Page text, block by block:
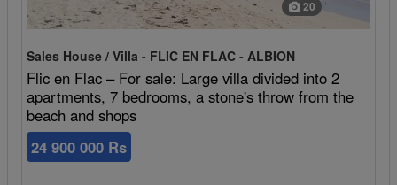
20
Sales House / Villa - FLIC EN FLAC - ALBION
Flic en Flac – For sale: Large villa divided into 2
apartments, 7 bedrooms, a stone's throw from the
beach and shops
24 900 000 Rs